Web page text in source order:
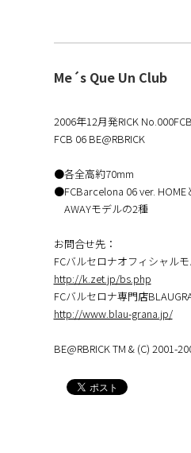
Me´s Que Un Club
2006年12月発RICK No.000FCB
FCB 06 BE@RBRICK
●各全高約70mm
●FCBarcelona 06 ver. HOME
AWAYモデルの2種
お問合せ先：
FCバルセロナオフィシャル
http://k.zet.jp/bs.php
FCバルセロナ専門店
http://www.blau-grana.jp/
BE@RBRICK TM & (C) 2001-